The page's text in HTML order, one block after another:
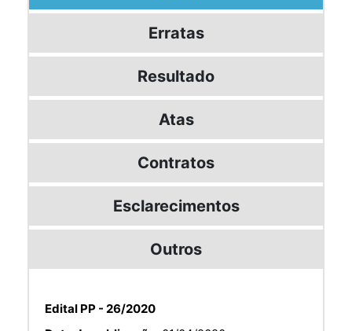
Erratas
Resultado
Atas
Contratos
Esclarecimentos
Outros
Edital PP - 26/2020